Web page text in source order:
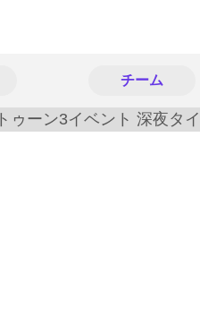
チーム